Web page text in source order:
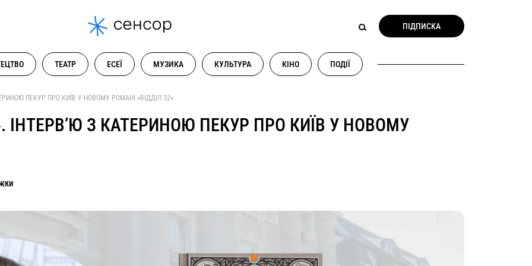
ПІДПИСКА
ТЕАТР ЕСЕЇ МУЗИКА КУЛЬТУРА КІНО ПОДІЇ
ПЕКУР ПРО КИЇВ У НОВОМУ РОМАНІ «ВІДДІЛ 32»
ІНТЕРВ’Ю З КАТЕРИНОЮ ПЕКУР ПРО КИЇВ У НОВОМУ